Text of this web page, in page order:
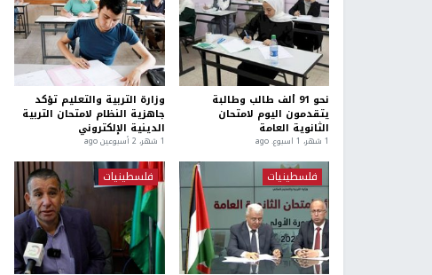
نحو 91 ألف طالب وطالبة
يتقدمون اليوم لامتحان
الثانوية العامة
1 شهر، 1 اسبوع. ago
وزارة التربية والتعليم تؤكد
جاهزية النظام لامتحان التربية
الدينية الإلكتروني
1 شهر، 2 أسبوعين ago
فلسطينيات فلسطينيات